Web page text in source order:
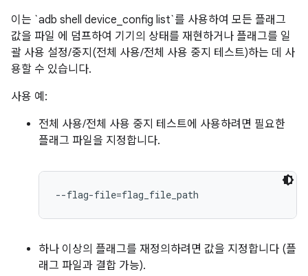
이는 `adb shell device_config list`를 사용하여 모든 플래그
값을 파일 에 덤프하여 기기의 상태를 재현하거나 플래그를 일
괄 사용 설정/중지(전체 사용/전체 사용 중지 테스트)하는 데 사
용할 수 있습니다.
사용 예:
전체 사용/전체 사용 중지 테스트에 사용하려면 필요한
플래그 파일을 지정합니다.
--flag-file=flag_file_path
하나 이상의 플래그를 재정의하려면 값을 지정합니다 (플
래그 파일과 결합 가능).